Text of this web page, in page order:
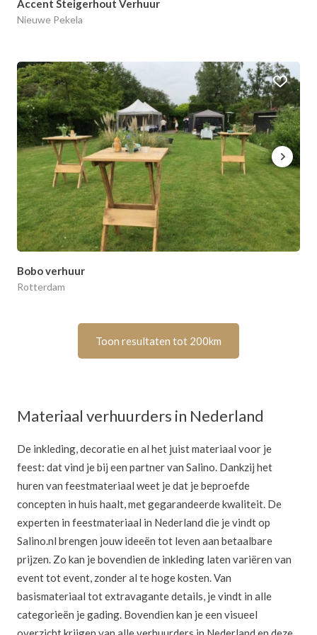
Accent Steigerhout Verhuur
Nieuwe Pekela
Bobo verhuur
Rotterdam
Toon resultaten tot 200km
Materiaal verhuurders in Nederland
De inkleding, decoratie en al het juist materiaal voor je
feest: dat vind je bij een partner van Salino. Dankzij het
huren van feestmateriaal weet je dat je beproefde
concepten in huis haalt, met gegarandeerde kwaliteit. De
experten in feestmateriaal in Nederland die je vindt op
Salino.nl brengen jouw ideeën tot leven aan betaalbare
prijzen. Zo kan je bovendien de inkleding laten variëren van
event tot event, zonder al te hoge kosten. Van
basismateriaal tot extravagante details, je vindt in alle
categorieën je gading. Bovendien kan je een visueel